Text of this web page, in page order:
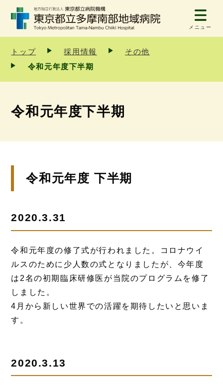
メニュー
トップ 採用情報
その他
令和元年度下半期
令和元年度下半期
令和元年度 下半期
2020.3.31
令和元年度の修了式が行われました。コロナウイ
ルスのために少人数の式となりましたが、今年度
は2名の初期臨床研修医が当院のプログラムを修了
しました。
4月から新しい世界での活躍を期待したいと思いま
す。
2020.3.13